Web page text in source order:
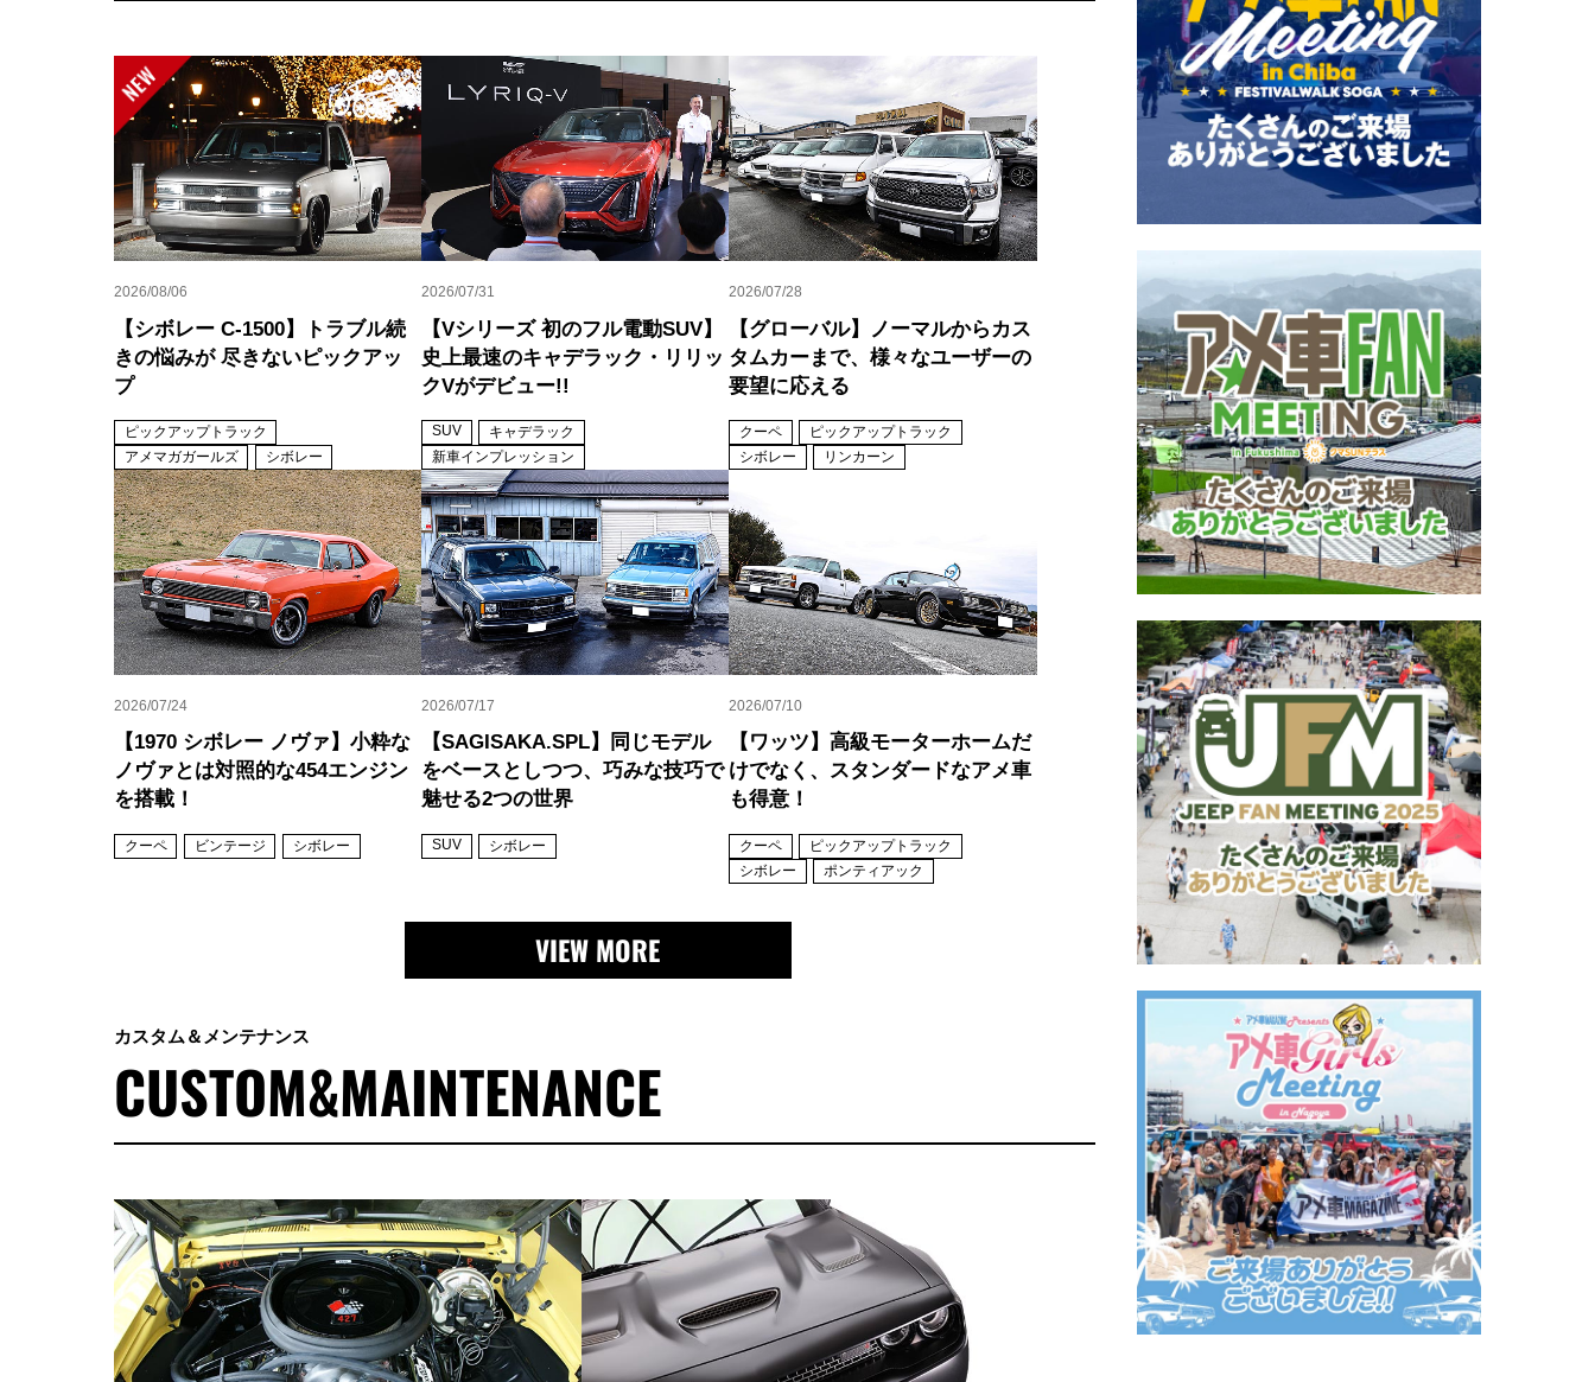
2026/08/06
【シボレー C-1500】トラブル続
きの悩みが 尽きないピックアッ
プ
ピックアップトラック
アメマガガールズ
シボレー
2026/07/31
【Vシリーズ 初のフル電動SUV】
史上最速のキャデラック・リリッ
クVがデビュー!!
SUV
キャデラック
新車インプレッション
2026/07/28
【グローバル】ノーマルからカス
タムカーまで、様々なユーザーの
要望に応える
クーペ
ピックアップトラック
シボレー
リンカーン
2026/07/24
【1970 シボレー ノヴァ】小粋な
ノヴァとは対照的な454エンジン
を搭載！
クーペ ビンテージ シボレー
2026/07/17
【SAGISAKA.SPL】同じモデル
をベースとしつつ、巧みな技巧で
魅せる2つの世界
SUV シボレー
2026/07/10
【ワッツ】高級モーターホームだ
けでなく、スタンダードなアメ車
も得意！
クーペ
ピックアップトラック
シボレー
ポンティアック
VIEW MORE
カスタム＆メンテナンス
CUSTOM&MAINTENANCE